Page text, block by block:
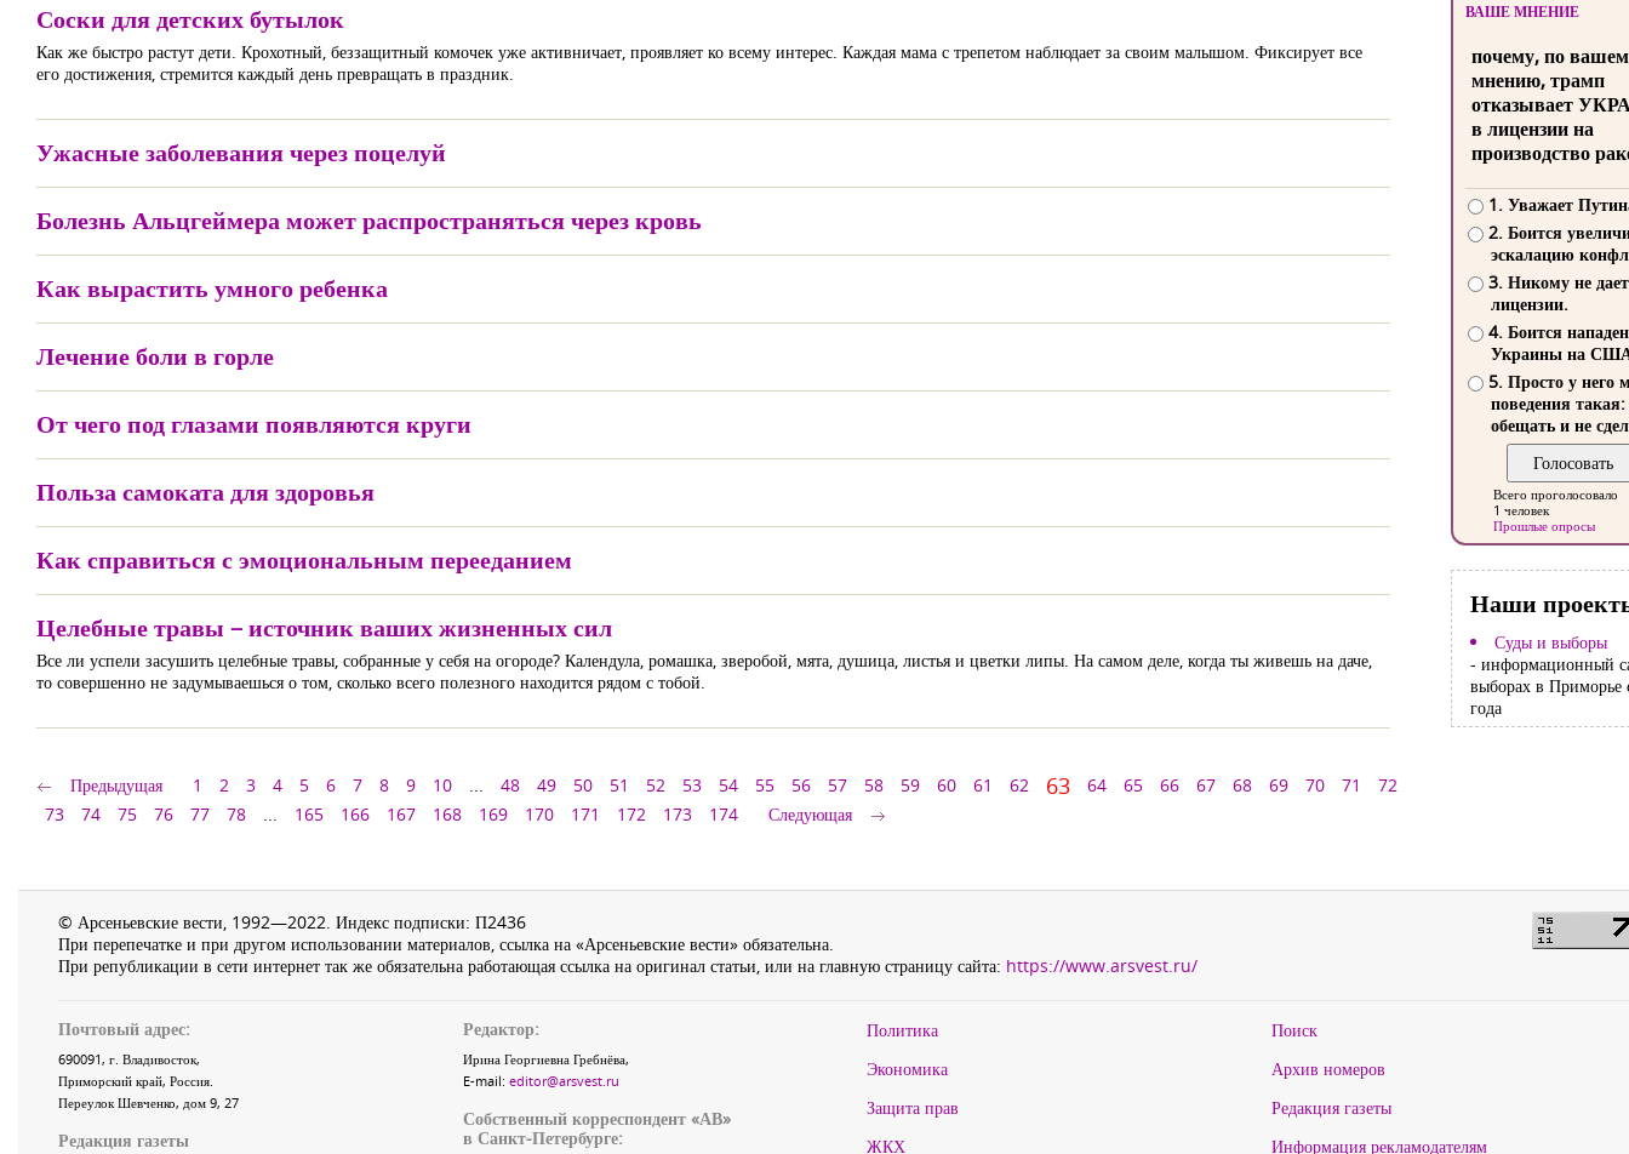
Соски для детских бутылок
Как же быстро растут дети. Крохотный, беззащитный комочек уже активничает, проявляет ко всему интерес. Каждая мама с трепетом наблюдает за своим малышом. Фиксирует все
его достижения, стремится каждый день превращать в праздник.
Ужасные заболевания через поцелуй
Болезнь Альцгеймера может распространяться через кровь
Как вырастить умного ребенка
Лечение боли в горле
От чего под глазами появляются круги
Польза самоката для здоровья
Как справиться с эмоциональным перееданием
Целебные травы – источник ваших жизненных сил
Все ли успели засушить целебные травы, собранные у себя на огороде? Календула, ромашка, зверобой, мята, душица, листья и цветки липы. На самом деле, когда ты живешь на даче,
то совершенно не задумываешься о том, сколько всего полезного находится рядом с тобой.
Предыдущая 1 2 3 4 5 6 7 8 9 10 ... 48 49 50 51 52 53 54 55 56 57 58 59 60 61 62 63 64 65 66 67 68 69 70 71
72
73
74 75 76 77 78 ... 165 166 167 168 169 170 171 172 173 174 Следующая
ВАШЕ МНЕНИЕ
почему, по
мнению, трамп
отказывает
в лицензии на
производство
1. Уважает
2. Боится
эскалацию
3. Никому не
лицензии.
4. Боится
Украины на
5. Просто у него
поведения такая:
обещать и не
Всего проголосовало
1 человек
Прошлые опросы
Наши
Суды и выборы
- информационный
выборах в Приморье
года
© Арсеньевские вести, 1992—2022. Индекс подписки: П2436
При перепечатке и при другом использовании материалов, ссылка на «Арсеньевские вести» обязательна.
При републикации в сети интернет так же обязательна работающая ссылка на оригинал статьи, или на главную страницу сайта: https://www.arsvest.ru/
Почтовый адрес:
690091, г. Владивосток,
Приморский край, Россия.
Переулок Шевченко, дом 9, 27
Редакция газеты
Редактор:
Ирина Георгиевна Гребнёва,
E-mail: editor@arsvest.ru
Собственный корреспондент «АВ»
в Санкт-Петербурге:
Политика
Экономика
Защита прав
ЖКХ
Поиск
Архив номеров
Редакция газеты
Информация рекламодателям